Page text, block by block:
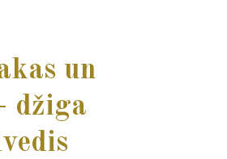
un
džiga